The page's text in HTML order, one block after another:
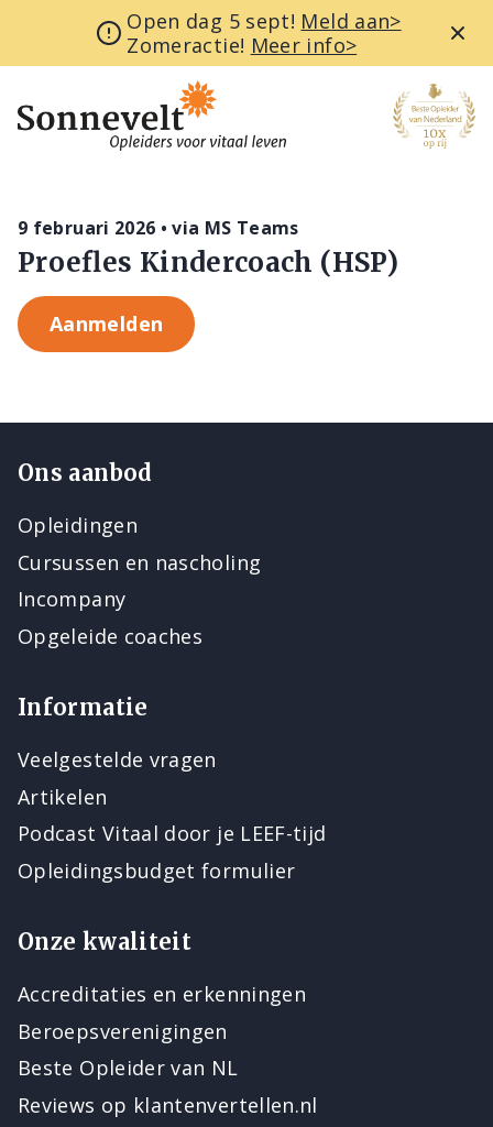
Open dag 5 sept! Meld aan>
Zomeractie! Meer info>
9 februari 2026 • via MS Teams
Proefles Kindercoach (HSP)
Aanmelden
Ons aanbod
Opleidingen
Cursussen en nascholing
Incompany
Opgeleide coaches
Informatie
Veelgestelde vragen
Artikelen
Podcast Vitaal door je LEEF-tijd
Opleidingsbudget formulier
Onze kwaliteit
Accreditaties en erkenningen
Beroepsverenigingen
Beste Opleider van NL
Reviews op klantenvertellen.nl